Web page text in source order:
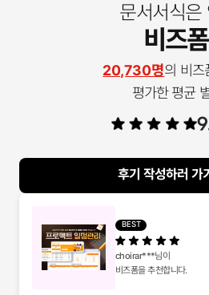
문서서식은
비즈
20,730명의 비즈
평가한 평균
후기 작성하러 가
BEST
choirar***님이
비즈폼을 추천합니다.